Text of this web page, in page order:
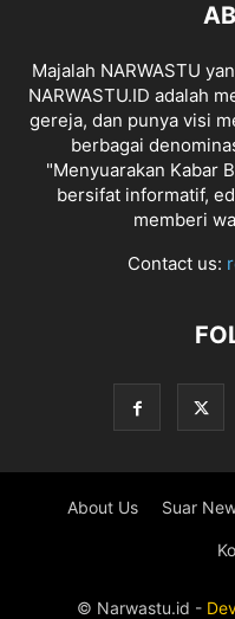
Majalah NARWASTU
NARWASTU.ID adalah
gereja, dan punya visi
berbagai
"Menyuarakan Kabar
bersifat informatif,
memberi
Contact us:
About Us Suar
© Narwastu.id -